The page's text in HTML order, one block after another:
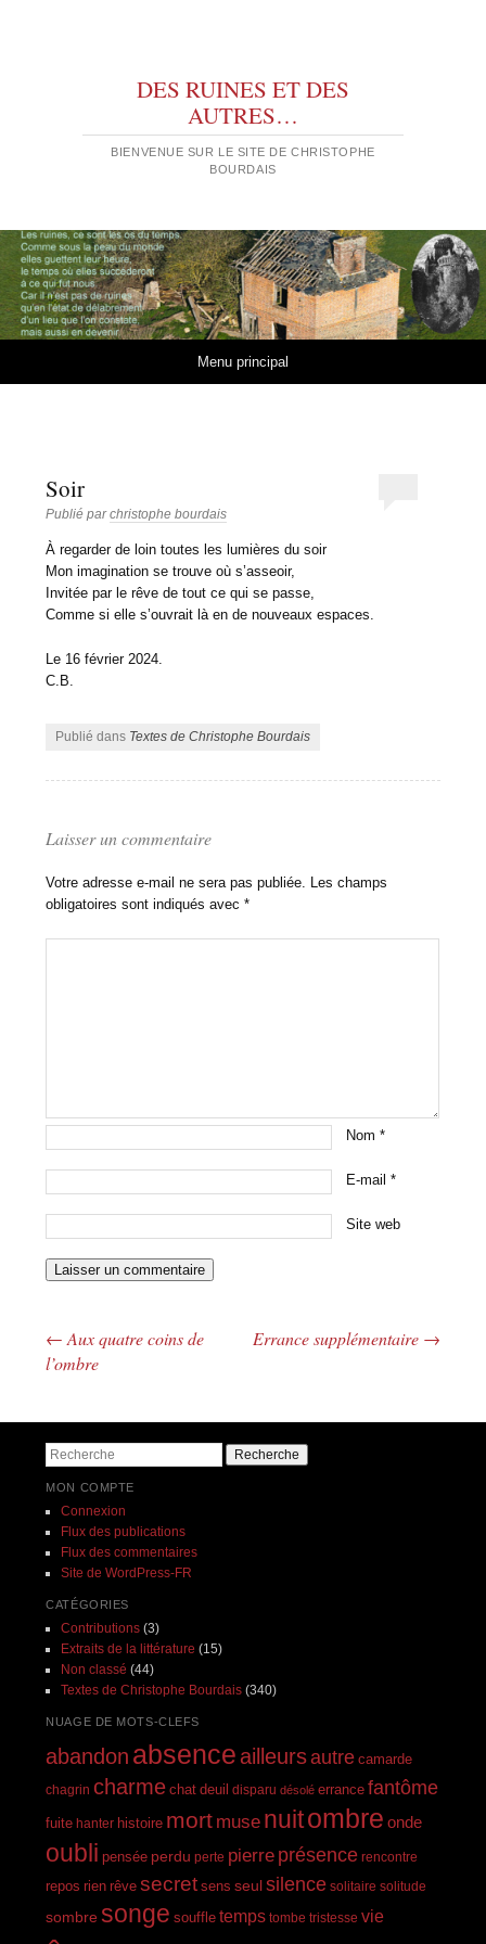
DES RUINES ET DES
AUTRES…
BIENVENUE SUR LE SITE DE CHRISTOPHE
BOURDAIS
Menu principal
Soir
Publié parchristophe bourdais
À regarder de loin toutes les lumières du soir
Mon imagination se trouve où s’asseoir,
Invitée par le rêve de tout ce qui se passe,
Comme si elle s’ouvrait là en de nouveaux espaces.
Le 16 février 2024.
C.B.
Publié dans Textes de Christophe Bourdais
Laisser un commentaire
Votre adresse e-mail ne sera pas publiée. Les champs
obligatoires sont indiqués avec*
Nom*
E-mail*
Site web
Navigation des articles
← Aux quatre coins de
l’ombre
Errance supplémentaire →
Recherche
MON COMPTE
Connexion
Flux des publications
Flux des commentaires
Site de WordPress-FR
CATÉGORIES
Contributions(3)
Extraits de la littérature (15)
Non classé (44)
Textes de Christophe Bourdais(340)
NUAGE DE MOTS-CLEFS
abandon absence ailleursautre camarde
chagrin charme chat deuil disparu désolé errance fantôme
fuite hanter histoire mort muse nuitombre onde
oubli pensée perdu perte pierre présence rencontre
repos rien rêve secret sens seul silence solitaire solitude
sombre songe souffle temps tombe tristesse vie